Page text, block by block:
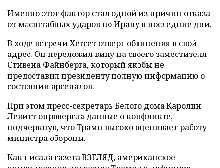
Именно этот фактор стал одной из причин отказа
от масштабных ударов по Ирану в последние дни.
В ходе встречи Хегсет отверг обвинения в свой
адрес. Он переложил вину на своего заместителя
Стивена Файнберга, который якобы не
предоставил президенту полную информацию о
состоянии арсеналов.
При этом пресс-секретарь Белого дома Каролин
Левитт опровергла данные о конфликте,
подчеркнув, что Трамп высоко оценивает работу
министра обороны.
Как писала газета ВЗГЛЯД, американское